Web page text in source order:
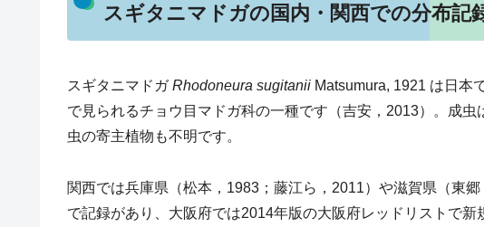
スギタニマドガの国内・関西での分布記
スギタニマドガRhodoneura sugitanii Matsumura, 1921 は日本
で見られるチョウ目マドガ科の一種です（吉安，2013）。成
虫の寄主植物も不明です。
関西では兵庫県（松本，1983；藤江ら，2011）や滋賀県（東
で記録があり、大阪府では2014年版の大阪府レッドリストで